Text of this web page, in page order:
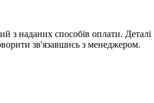
з наданих способів оплати. Деталі
зв'язавшись з менеджером.